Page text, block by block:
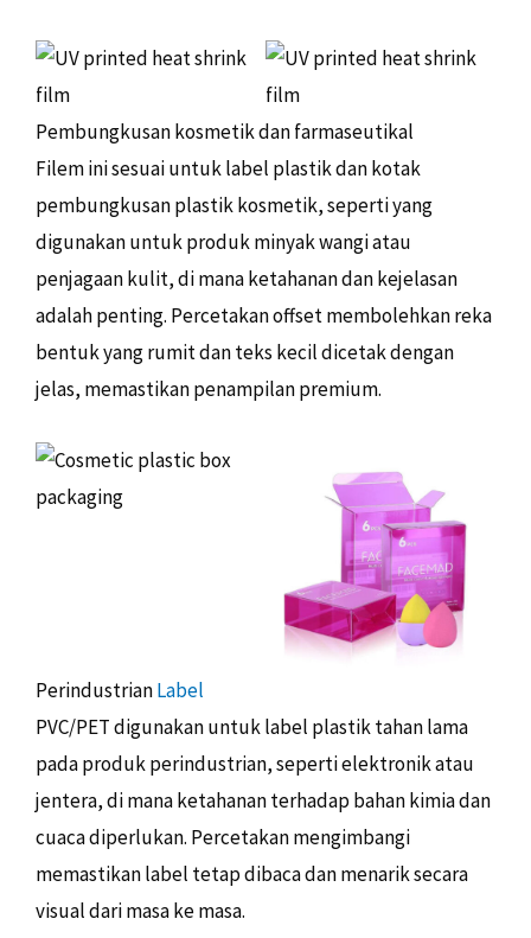
Pembungkusan kosmetik dan farmaseutikal
Filem ini sesuai untuk label plastik dan kotak
pembungkusan plastik kosmetik, seperti yang
digunakan untuk produk minyak wangi atau
penjagaan kulit, di mana ketahanan dan kejelasan
adalah penting. Percetakan offset membolehkan reka
bentuk yang rumit dan teks kecil dicetak dengan
jelas, memastikan penampilan premium.
PerindustrianLabel
PVC/PET digunakan untuk label plastik tahan lama
pada produk perindustrian, seperti elektronik atau
jentera, di mana ketahanan terhadap bahan kimia dan
cuaca diperlukan. Percetakan mengimbangi
memastikan label tetap dibaca dan menarik secara
visual dari masa ke masa.